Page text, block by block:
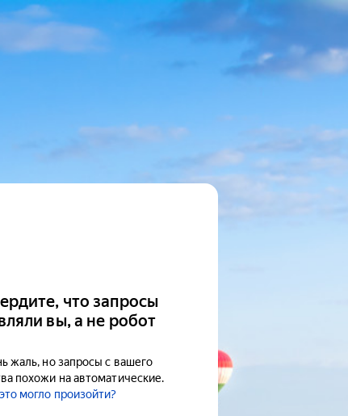
что запросы
вы, а не робот
жаль, но запросы с вашего
похожи на автоматические.
могло произойти?